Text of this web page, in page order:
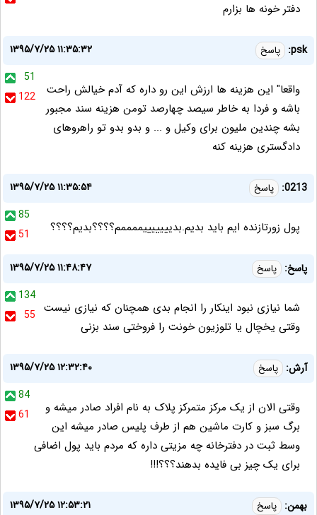
دفتر خونه ها بزارم
psk: پاسخ
۱۳۹۵/۷/۲۵ ۱۱:۳۵:۳۲
51
122
واقعا" این هزینه ها ارزش این رو داره که آدم خیالش راحت
باشه و فردا به خاطر سیصد چهارصد تومن هزینه سند مجبور
بشه چندین ملیون برای وکیل و ... و بدو بدو تو راهروهای
دادگستری هزینه کنه
0213: پاسخ
۱۳۹۵/۷/۲۵ ۱۱:۳۵:۵۴
85
51
پول زورتازنده ايم بايد بديم.بديييييييممممم؟؟؟؟بديم؟؟؟؟
پاسخ: پاسخ
۱۳۹۵/۷/۲۵ ۱۱:۴۸:۴۷
134
55 شما نیازی نبود اینکار را انجام بدی همچنان که نیازی نیست
وقتی یخچال یا تلوزیون خونت را فروختی سند بزنی
آرش: پاسخ
۱۳۹۵/۷/۲۵ ۱۲:۳۲:۴۰
84
61
وقتی الان از یک مرکز متمرکز پلاک به نام افراد صادر میشه و
برگ سبز و کارت ماشین هم از طرف پلیس صادر میشه این
وسط ثبت در دفترخانه چه مزیتی داره که مردم باید پول اضافی
برای یک چیز بی فایده بدهند؟؟؟!!!
بهمن: پاسخ
۱۳۹۵/۷/۲۵ ۱۲:۵۳:۲۱